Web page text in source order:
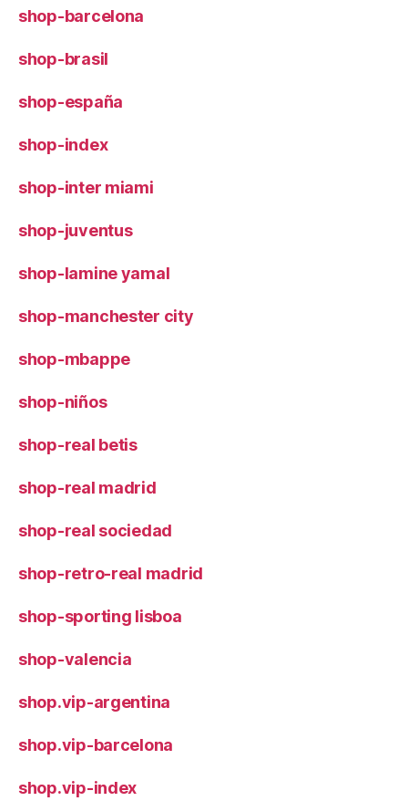
shop-barcelona
shop-brasil
shop-españa
shop-index
shop-inter miami
shop-juventus
shop-lamine yamal
shop-manchester city
shop-mbappe
shop-niños
shop-real betis
shop-real madrid
shop-real sociedad
shop-retro-real madrid
shop-sporting lisboa
shop-valencia
shop.vip-argentina
shop.vip-barcelona
shop.vip-index